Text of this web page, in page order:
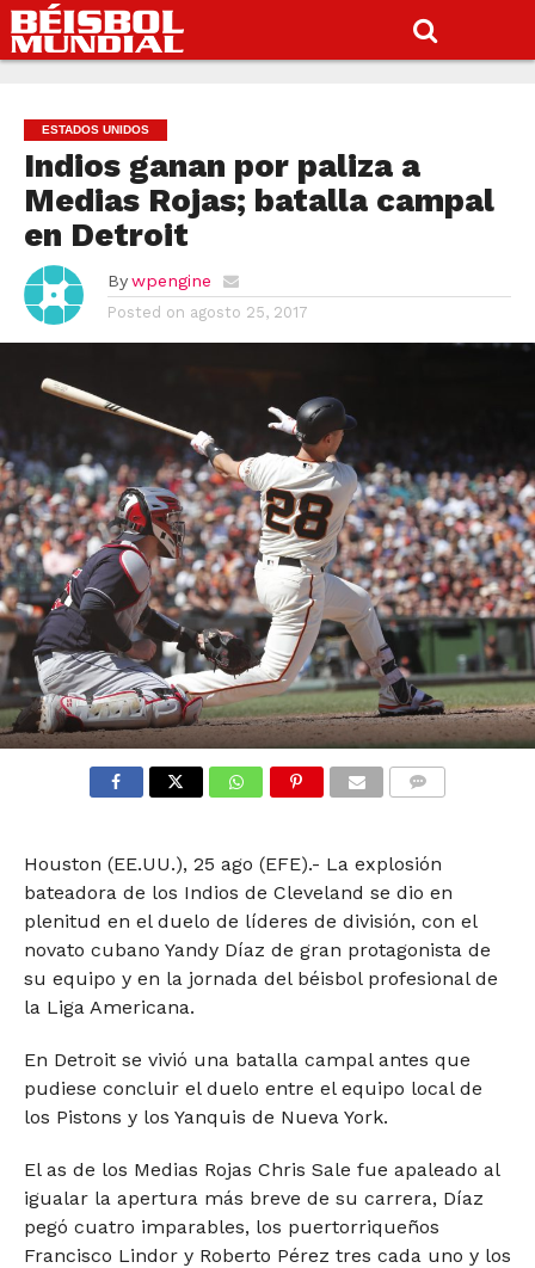
ESTADOS UNIDOS
Indios ganan por paliza a
Medias Rojas; batalla campal
en Detroit
By wpengine
Posted on agosto 25, 2017
Houston (EE.UU.), 25 ago (EFE).- La explosión
bateadora de los Indios de Cleveland se dio en
plenitud en el duelo de líderes de división, con el
novato cubano Yandy Díaz de gran protagonista de
su equipo y en la jornada del béisbol profesional de
la Liga Americana.
En Detroit se vivió una batalla campal antes que
pudiese concluir el duelo entre el equipo local de
los Pistons y los Yanquis de Nueva York.
El as de los Medias Rojas Chris Sale fue apaleado al
igualar la apertura más breve de su carrera, Díaz
pegó cuatro imparables, los puertorriqueños
Francisco Lindor y Roberto Pérez tres cada uno y los